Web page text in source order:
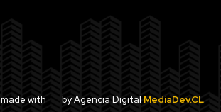
made with by Agencia Digital MediaDev.CL